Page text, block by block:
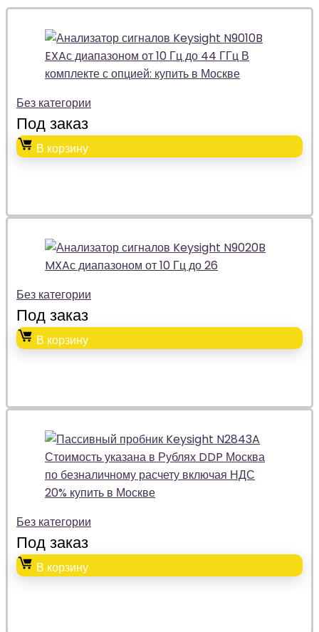
Без категории
Под заказ
В корзину
Без категории
Под заказ
В корзину
Без категории
Под заказ
В корзину